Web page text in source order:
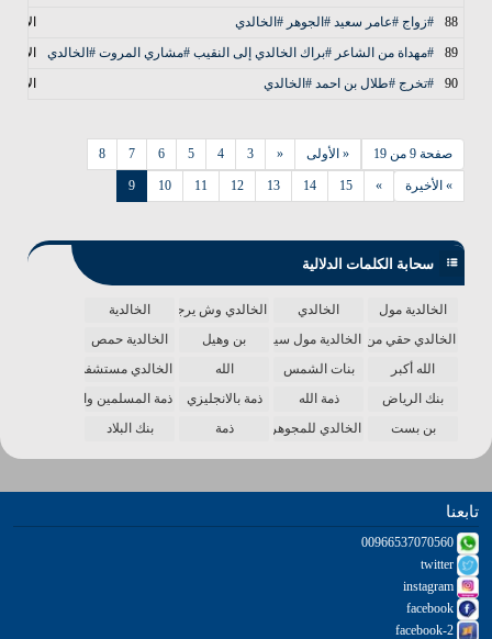
88
#زواج #عامر سعيد #الجوهر #الخالدي
الأخبار
89
#مهداة من الشاعر #براك الخالدي إلى النقيب #مشاري المروت #الخالدي
الأخبار
90
#تخرج #طلال بن احمد #الخالدي الأخبار
صفحة 9 من 19 « الأولى «
3
4
5
6
7
8
9 10 11 12 13 14 15 » » الأخيرة
سحابة الكلمات الدلالية
الخالدية مول الخالدي الخالدي وش يرجع
الخالدية
الخالدي حقي من الدنياالخالدية مول سينما بن وهيل
الخالدية حمص
الله أكبر
بنات الشمس الله
الخالدي مستشفى
بنك الرياض
ذمة الله ذمة بالانجليزي
ذمة المسلمين واحدة
بن بست
الخالدي للمجوهرات ذمة بنك البلاد
تابعنا